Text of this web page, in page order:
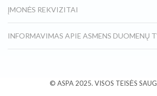
ĮMONĖS REKVIZITAI
INFORMAVIMAS APIE ASMENS DUOMENŲ
© ASPA 2025. VISOS TEISĖS